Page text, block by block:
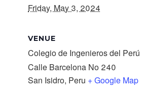
Friday, May 3, 2024
VENUE
Colegio de Ingenieros del Perú
Calle Barcelona No 240
San Isidro, Peru + Google Map